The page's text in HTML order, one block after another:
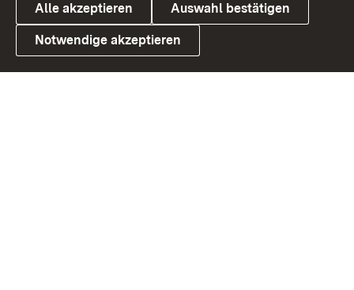
Link zum Landesportal
Alle akzeptieren Auswahl bestätigen
Notwendige akzeptieren